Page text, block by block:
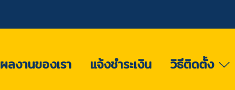
ผลงานของเรา แจ้งชำระเงิน วิธีติดตั้ง